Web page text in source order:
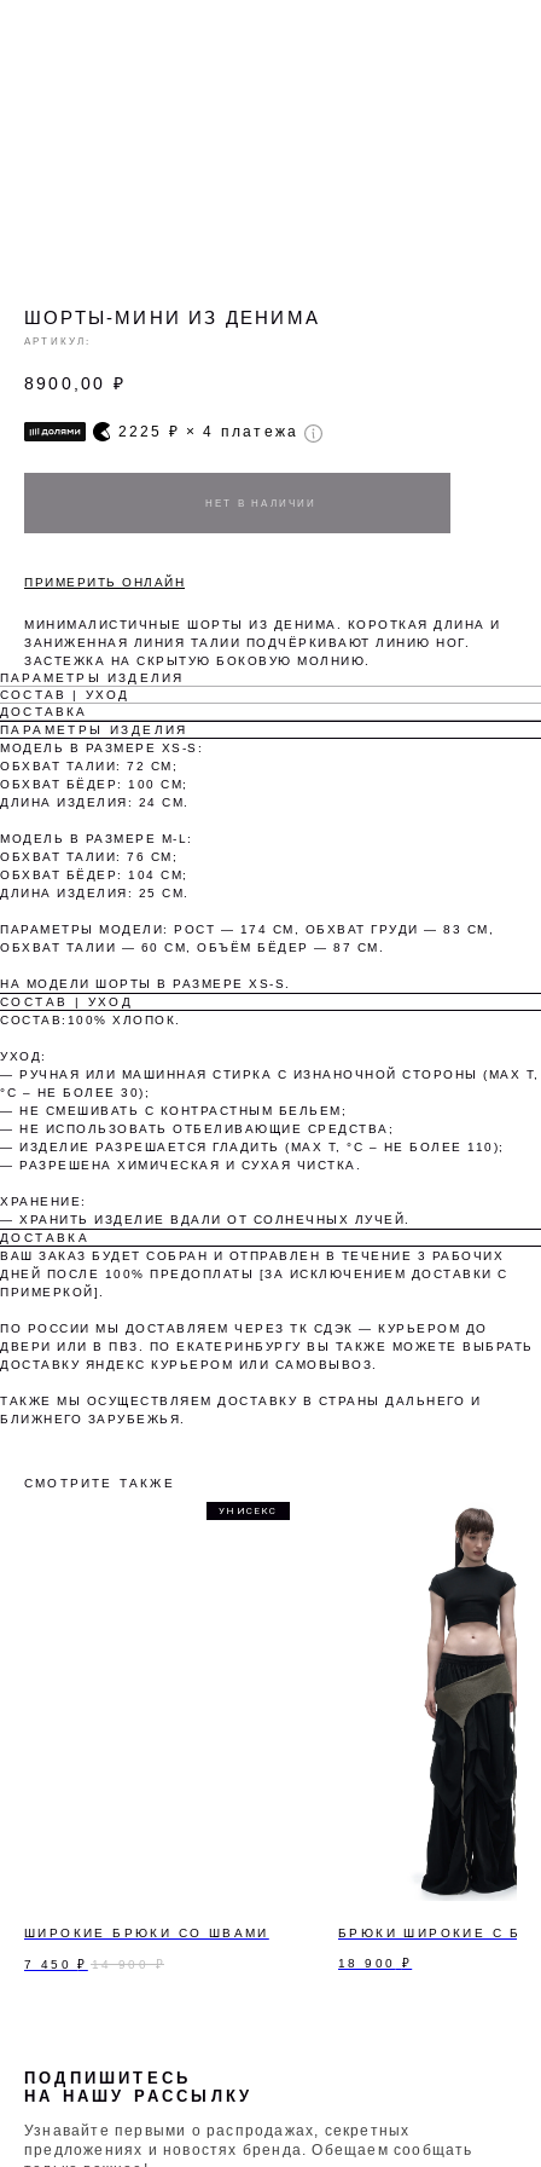
ШОРТЫ-МИНИ ИЗ ДЕНИМА
АРТИКУЛ:
8900,00 ₽
2225 ₽ × 4 платежа
ПРИМЕРИТЬ ОНЛАЙН
МИНИМАЛИСТИЧНЫЕ ШОРТЫ ИЗ ДЕНИМА. КОРОТКАЯ ДЛИНА И
ЗАНИЖЕННАЯ ЛИНИЯ ТАЛИИ ПОДЧЁРКИВАЮТ ЛИНИЮ НОГ.
ЗАСТЕЖКА НА СКРЫТУЮ БОКОВУЮ МОЛНИЮ.
ПАРАМЕТРЫ ИЗДЕЛИЯ
СОСТАВ | УХОД
ДОСТАВКА
ПАРАМЕТРЫ ИЗДЕЛИЯ
МОДЕЛЬ В РАЗМЕРЕ XS-S:
ОБХВАТ ТАЛИИ: 72 СМ;
ОБХВАТ БЁДЕР: 100 СМ;
ДЛИНА ИЗДЕЛИЯ: 24 СМ.
МОДЕЛЬ В РАЗМЕРЕ M-L:
ОБХВАТ ТАЛИИ: 76 СМ;
ОБХВАТ БЁДЕР: 104 СМ;
ДЛИНА ИЗДЕЛИЯ: 25 СМ.
ПАРАМЕТРЫ МОДЕЛИ: РОСТ — 174 СМ, ОБХВАТ ГРУДИ — 83 СМ,
ОБХВАТ ТАЛИИ — 60 СМ, ОБЪЁМ БЁДЕР — 87 СМ.
НА МОДЕЛИ ШОРТЫ В РАЗМЕРЕ XS-S.
СОСТАВ | УХОД
СОСТАВ:100% ХЛОПОК.
УХОД:
— РУЧНАЯ ИЛИ МАШИННАЯ СТИРКА С ИЗНАНОЧНОЙ СТОРОНЫ (MAX T,
°C – НЕ БОЛЕЕ 30);
— НЕ СМЕШИВАТЬ С КОНТРАСТНЫМ БЕЛЬЕМ;
— НЕ ИСПОЛЬЗОВАТЬ ОТБЕЛИВАЮЩИЕ СРЕДСТВА;
— ИЗДЕЛИЕ РАЗРЕШАЕТСЯ ГЛАДИТЬ (MAX T, °C – НЕ БОЛЕЕ 110);
— РАЗРЕШЕНА ХИМИЧЕСКАЯ И СУХАЯ ЧИСТКА.
ХРАНЕНИЕ:
— ХРАНИТЬ ИЗДЕЛИЕ ВДАЛИ ОТ СОЛНЕЧНЫХ ЛУЧЕЙ.
ДОСТАВКА
ВАШ ЗАКАЗ БУДЕТ СОБРАН И ОТПРАВЛЕН В ТЕЧЕНИЕ 3 РАБОЧИХ
ДНЕЙ ПОСЛЕ 100% ПРЕДОПЛАТЫ [ЗА ИСКЛЮЧЕНИЕМ ДОСТАВКИ С
ПРИМЕРКОЙ].
ПО РОССИИ МЫ ДОСТАВЛЯЕМ ЧЕРЕЗ ТК СДЭК — КУРЬЕРОМ ДО
ДВЕРИ ИЛИ В ПВЗ. ПО ЕКАТЕРИНБУРГУ ВЫ ТАКЖЕ МОЖЕТЕ ВЫБРАТЬ
ДОСТАВКУ ЯНДЕКС КУРЬЕРОМ ИЛИ САМОВЫВОЗ.
ТАКЖЕ МЫ ОСУЩЕСТВЛЯЕМ ДОСТАВКУ В СТРАНЫ ДАЛЬНЕГО И
БЛИЖНЕГО ЗАРУБЕЖЬЯ.
СМОТРИТЕ ТАКЖЕ
УНИСЕКС
ШИРОКИЕ БРЮКИ СО ШВАМИ
7 450 ₽ 14 900 ₽
БРЮКИ ШИРОКИЕ С
18 900 ₽
ПОДПИШИТЕСЬ
НА НАШУ РАССЫЛКУ
Узнавайте первыми о распродажах, секретных
предложениях и новостях бренда. Обещаем сообщать
Оплата частями
Оплатите сегодня 25% стоимости покупки
картой любого банка, остальное — тремя
Оплата
25% 25% 25%
Как обычная оплата картой
Понятно